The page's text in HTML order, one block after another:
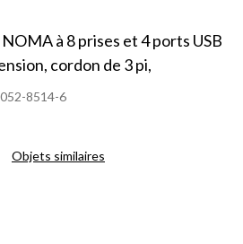
à 8 prises et 4 ports USB
cordon de 3 pi,
8514-6
Objets similaires